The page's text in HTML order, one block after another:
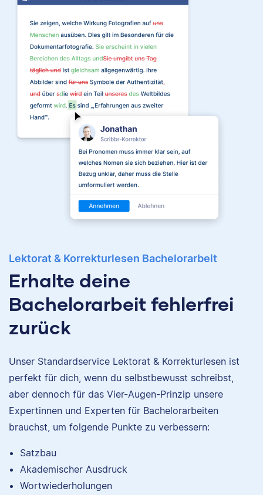
Lektorat & Korrekturlesen Bachelorarbeit
Erhalte deine
Bachelorarbeit fehlerfrei
zurück
Unser Standardservice Lektorat & Korrekturlesen ist
perfekt für dich, wenn du selbstbewusst schreibst,
aber dennoch für das Vier-Augen-Prinzip unsere
Expertinnen und Experten für Bachelorarbeiten
brauchst, um folgende Punkte zu verbessern:
Satzbau
Akademischer Ausdruck
Wortwiederholungen
Nina
Nina hat Germanistik
und Musikerziehung